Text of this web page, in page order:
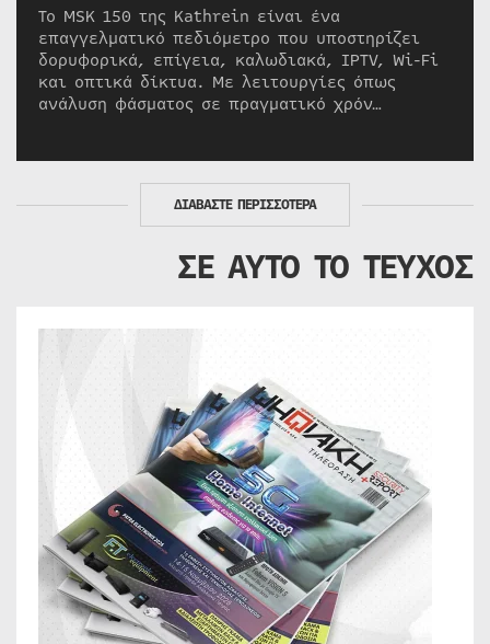
Το MSK 150 της Kathrein είναι ένα
επαγγελματικό πεδιόμετρο που υποστηρίζει
δορυφορικά, επίγεια, καλωδιακά, IPTV, Wi-Fi
και οπτικά δίκτυα. Με λειτουργίες όπως
ανάλυση φάσματος σε πραγματικό χρόν…
ΔΙΑΒΑΣΤΕ ΠΕΡΙΣΣΟΤΕΡΑ
ΣΕ ΑΥΤΟ ΤΟ ΤΕΥΧΟΣ